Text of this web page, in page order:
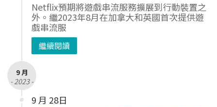
Netflix預期將遊戲串流服務擴展到行動裝置之
外。繼2023年8月在加拿大和英國首次提供遊
戲串流服
繼續閱讀
9 月
- 2023 -
9 月 28日